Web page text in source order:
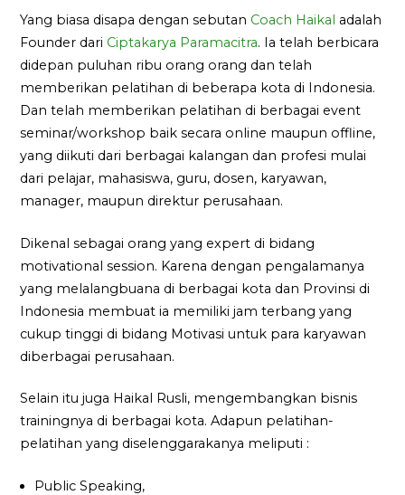
Yang biasa disapa dengan sebutan Coach Haikal adalah
Founder dari Ciptakarya Paramacitra. Ia telah berbicara
didepan puluhan ribu orang orang dan telah
memberikan pelatihan di beberapa kota di Indonesia.
Dan telah memberikan pelatihan di berbagai event
seminar/workshop baik secara online maupun offline,
yang diikuti dari berbagai kalangan dan profesi mulai
dari pelajar, mahasiswa, guru, dosen, karyawan,
manager, maupun direktur perusahaan.
Dikenal sebagai orang yang expert di bidang
motivational session. Karena dengan pengalamanya
yang melalangbuana di berbagai kota dan Provinsi di
Indonesia membuat ia memiliki jam terbang yang
cukup tinggi di bidang Motivasi untuk para karyawan
diberbagai perusahaan.
Selain itu juga Haikal Rusli, mengembangkan bisnis
trainingnya di berbagai kota. Adapun pelatihan-
pelatihan yang diselenggarakanya meliputi :
Public Speaking,